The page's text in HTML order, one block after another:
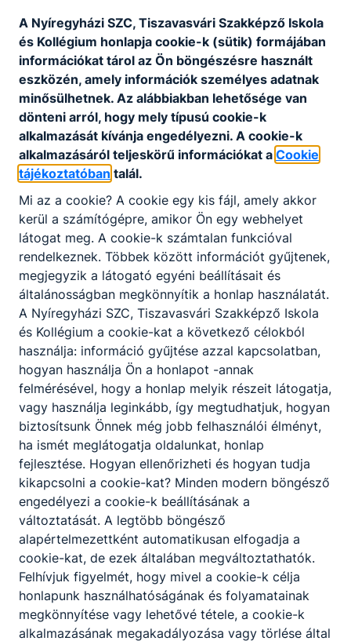
Együttműködési megállapodás
2015.07.01 után ezt a dokumentumot kell
letöltened és odaadnod egy olyan szervezetnek,
ahol közösségi szolgálatot szeretnél végezni, de
még nincs megállapodása a Tiszavasvári
Szakképző Iskola és Kollégiumával (3 példány
kell!)
Szolgálati helyek
Tartalmazzák azon partnerek listáját, amelyekkel
intézményünknek már van együttműködési
megállapodása.
A fennt említett dokumentumokat itt tudod
letölteni.
Együttműködési megállapodás
Letöltés
Jelentkezési lap
Letöltés
Közösségi szolgálati napló
Letöltés
Szolgálati helyek
Letöltés
A Nyíregyházi SZC, Tiszavasvári Szakképző Iskola
és Kollégium honlapja cookie-k (sütik) formájában
információkat tárol az Ön böngészésre használt
eszközén, amely információk személyes adatnak
minősülhetnek. Az alábbiakban lehetősége van
dönteni arról, hogy mely típusú cookie-k
alkalmazását kívánja engedélyezni. A cookie-k
alkalmazásáról teljeskörű információkat a Cookie
tájékoztatóban talál.
Mi az a cookie? A cookie egy kis fájl, amely akkor
kerül a számítógépre, amikor Ön egy webhelyet
látogat meg. A cookie-k számtalan funkcióval
rendelkeznek. Többek között információt gyűjtenek,
megjegyzik a látogató egyéni beállításait és
általánosságban megkönnyítik a honlap használatát.
A Nyíregyházi SZC, Tiszavasvári Szakképző Iskola
és Kollégium a cookie-kat a következő célokból
használja: információ gyűjtése azzal kapcsolatban,
hogyan használja Ön a honlapot -annak
felmérésével, hogy a honlap melyik részeit látogatja,
vagy használja leginkább, így megtudhatjuk, hogyan
biztosítsunk Önnek még jobb felhasználói élményt,
ha ismét meglátogatja oldalunkat, honlap
fejlesztése. Hogyan ellenőrizheti és hogyan tudja
kikapcsolni a cookie-kat? Minden modern böngésző
engedélyezi a cookie-k beállításának a
változtatását. A legtöbb böngésző
alapértelmezettként automatikusan elfogadja a
cookie-kat, de ezek általában megváltoztathatók.
Felhívjuk figyelmét, hogy mivel a cookie-k célja
honlapunk használhatóságának és folyamatainak
megkönnyítése vagy lehetővé tétele, a cookie-k
alkalmazásának megakadályozása vagy törlése által